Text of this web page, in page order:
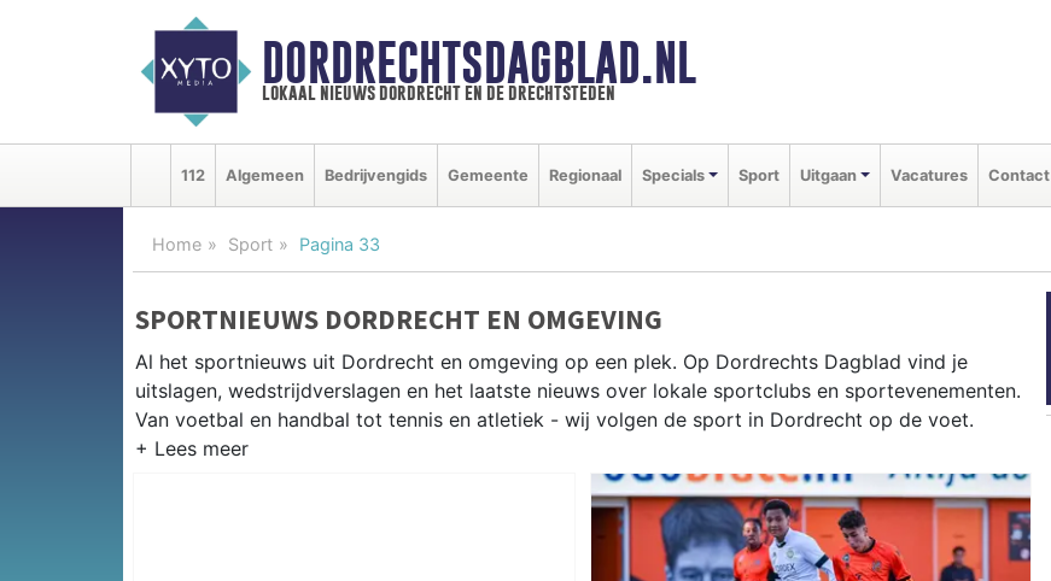
DORDRECHTSDAGBLAD.NL
lokaal nieuws dordrecht en de drechtsteden
112 Algemeen Bedrijvengids Gemeente Regionaal Specials Sport Uitgaan Vacatures Contact
Home Sport Pagina 33
SPORTNIEUWS DORDRECHT EN OMGEVING
Al het sportnieuws uit Dordrecht en omgeving op een plek. Op Dordrechts Dagblad vind je
uitslagen, wedstrijdverslagen en het laatste nieuws over lokale sportclubs en sportevenementen.
Van voetbal en handbal tot tennis en atletiek - wij volgen de sport in Dordrecht op de voet.
Van FC Dordrecht en BVC Barendrecht tot roeien op de Merwede en zeilen op het Hollandsch
Diep — sport in Dordrecht heeft een sterke waterstad-traditie. Blijf op de hoogte van alle